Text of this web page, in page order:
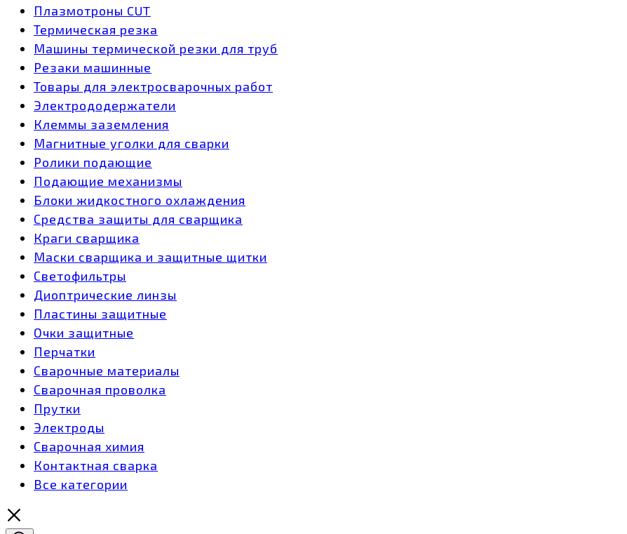
Плазмотроны CUT
Термическая резка
Машины термической резки для труб
Резаки машинные
Товары для электросварочных работ
Электрододержатели
Клеммы заземления
Магнитные уголки для сварки
Ролики подающие
Подающие механизмы
Блоки жидкостного охлаждения
Средства защиты для сварщика
Краги сварщика
Маски сварщика и защитные щитки
Светофильтры
Диоптрические линзы
Пластины защитные
Очки защитные
Перчатки
Сварочные материалы
Сварочная проволка
Прутки
Электроды
Сварочная химия
Контактная сварка
Все категории